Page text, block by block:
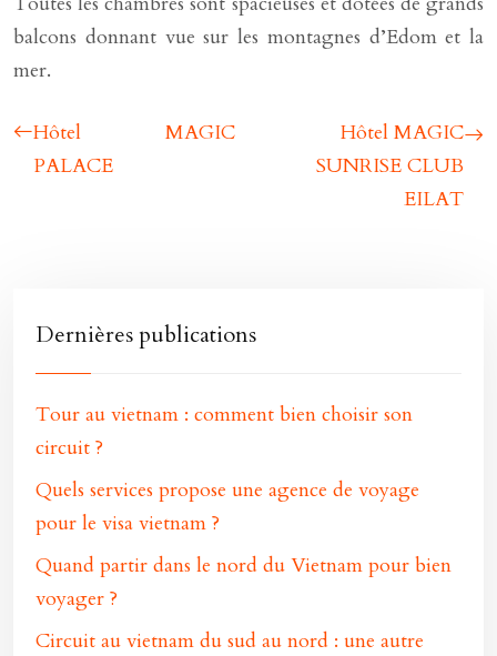
balcons donnant vue sur les montagnes d’Edom et la
mer.
Hôtel MAGIC
PALACE
Hôtel MAGIC
SUNRISE CLUB
EILAT
Dernières publications
Tour au vietnam : comment bien choisir son
circuit ?
Quels services propose une agence de voyage
pour le visa vietnam ?
Quand partir dans le nord du Vietnam pour bien
voyager ?
Circuit au vietnam du sud au nord : une autre